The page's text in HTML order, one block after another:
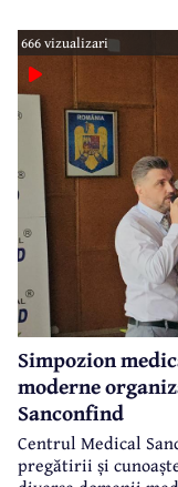
666 vizualizari
Simpozion
moderne
Sanconfind
Centrul Medical
pregătirii și